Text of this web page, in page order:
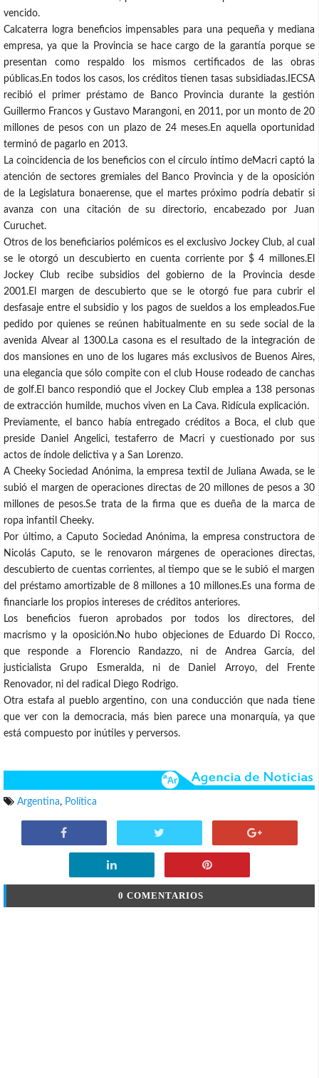
vencido.
Calcaterra logra beneficios impensables para una pequeña y mediana
empresa, ya que la Provincia se hace cargo de la garantía porque se
presentan como respaldo los mismos certificados de las obras
públicas.En todos los casos, los créditos tienen tasas subsidiadas.IECSA
recibió el primer préstamo de Banco Provincia durante la gestión
Guillermo Francos y Gustavo Marangoni, en 2011, por un monto de 20
millones de pesos con un plazo de 24 meses.En aquella oportunidad
terminó de pagarlo en 2013.
La coincidencia de los beneficios con el círculo íntimo deMacri captó la
atención de sectores gremiales del Banco Provincia y de la oposición
de la Legislatura bonaerense, que el martes próximo podría debatir si
avanza con una citación de su directorio, encabezado por Juan
Curuchet.
Otros de los beneficiarios polémicos es el exclusivo Jockey Club, al cual
se le otorgó un descubierto en cuenta corriente por $ 4 millones.El
Jockey Club recibe subsidios del gobierno de la Provincia desde
2001.El margen de descubierto que se le otorgó fue para cubrir el
desfasaje entre el subsidio y los pagos de sueldos a los empleados.Fue
pedido por quienes se reúnen habitualmente en su sede social de la
avenida Alvear al 1300.La casona es el resultado de la integración de
dos mansiones en uno de los lugares más exclusivos de Buenos Aires,
una elegancia que sólo compite con el club House rodeado de canchas
de golf.El banco respondió que el Jockey Club emplea a 138 personas
de extracción humilde, muchos viven en La Cava. Ridícula explicación.
Previamente, el banco había entregado créditos a Boca, el club que
preside Daniel Angelici, testaferro de Macri y cuestionado por sus
actos de índole delictiva y a San Lorenzo.
A Cheeky Sociedad Anónima, la empresa textil de Juliana Awada, se le
subió el margen de operaciones directas de 20 millones de pesos a 30
millones de pesos.Se trata de la firma que es dueña de la marca de
ropa infantil Cheeky.
Por último, a Caputo Sociedad Anónima, la empresa constructora de
Nicolás Caputo, se le renovaron márgenes de operaciones directas,
descubierto de cuentas corrientes, al tiempo que se le subió el margen
del préstamo amortizable de 8 millones a 10 millones.Es una forma de
financiarle los propios intereses de créditos anteriores.
Los beneficios fueron aprobados por todos los directores, del
macrismo y la oposición.No hubo objeciones de Eduardo Di Rocco,
que responde a Florencio Randazzo, ni de Andrea García, del
justicialista Grupo Esmeralda, ni de Daniel Arroyo, del Frente
Renovador, ni del radical Diego Rodrigo.
Otra estafa al pueblo argentino, con una conducción que nada tiene
que ver con la democracia, más bien parece una monarquía, ya que
está compuesto por inútiles y perversos.
Argentina, Política
0 COMENTARIOS